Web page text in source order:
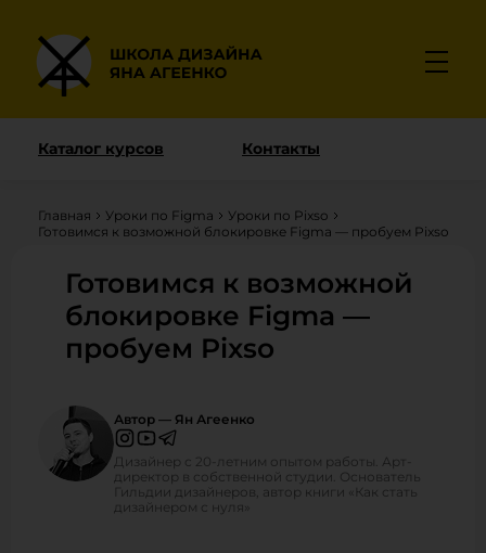
Каталог курсов Контакты
Главная Уроки по Figma
Уроки по Pixso
Готовимся к возможной блокировке Figma — пробуем Pixso
Готовимся к возможной
блокировке Figma —
пробуем Pixso
Автор — Ян Агеенко
Дизайнер с 20-летним опытом работы. Арт-
директор в собственной студии. Основатель
Гильдии дизайнеров, автор книги «Как стать
дизайнером с нуля»